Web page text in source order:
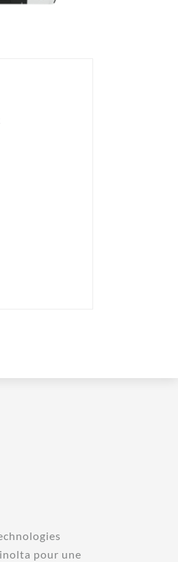
pour une